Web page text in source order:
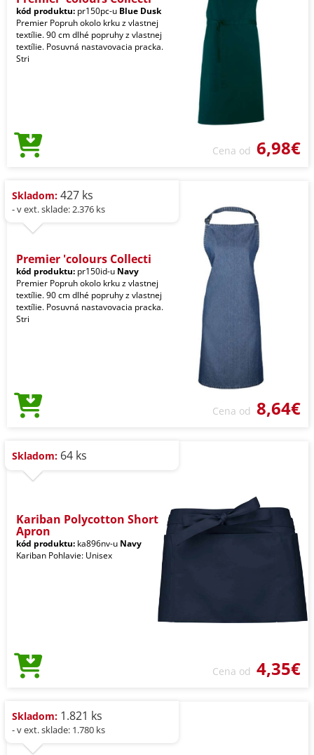
kód produktu: pr150pc-u Blue Dusk
Premier Popruh okolo krku z vlastnej
textílie. 90 cm dlhé popruhy z vlastnej
textílie. Posuvná nastavovacia pracka.
Stri
Cena od 6,98€
Skladom: 427 ks
- v ext. sklade: 2.376 ks
Premier 'colours Collecti
kód produktu: pr150id-u Navy
Premier Popruh okolo krku z vlastnej
textílie. 90 cm dlhé popruhy z vlastnej
textílie. Posuvná nastavovacia pracka.
Stri
Cena od 8,64€
Skladom: 64 ks
Kariban Polycotton Short
Apron
kód produktu: ka896nv-u Navy
Kariban Pohlavie: Unisex
Cena od 4,35€
Skladom: 1.821 ks
- v ext. sklade: 1.780 ks